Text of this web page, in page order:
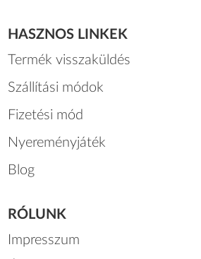
HASZNOS LINKEK
Termék visszaküldés
Szállítási módok
Fizetési mód
Nyereményjáték
Blog
RÓLUNK
Impresszum